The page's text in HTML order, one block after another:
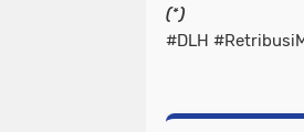
(*)
#DLH